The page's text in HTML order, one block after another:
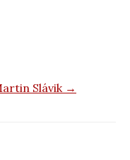
Slávik →